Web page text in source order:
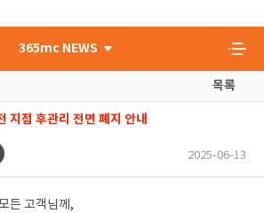
365mc NEWS
목록
점 후관리 전면 폐지 안내
2025-06-13
든 고객님께,